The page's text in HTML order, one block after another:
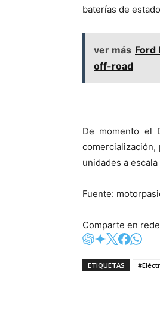
baterías de
ver más Ford
off-road
De momento el
comercialización,
unidades a escala
Fuente:
Comparte en
ETIQUETAS